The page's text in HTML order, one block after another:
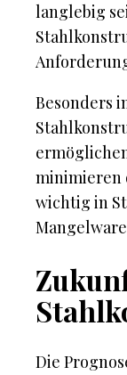
langlebig
Besonders
minimieren
wichtig in
Die